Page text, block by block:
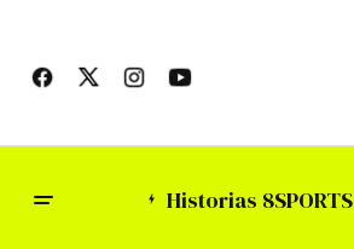
Historias 8SPORTS